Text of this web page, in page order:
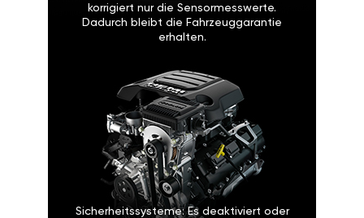
korrigiert nur die Sensormesswerte.
Dadurch bleibt die Fahrzeuggarantie
erhalten.
Sicherheitssysteme: Es deaktiviert oder